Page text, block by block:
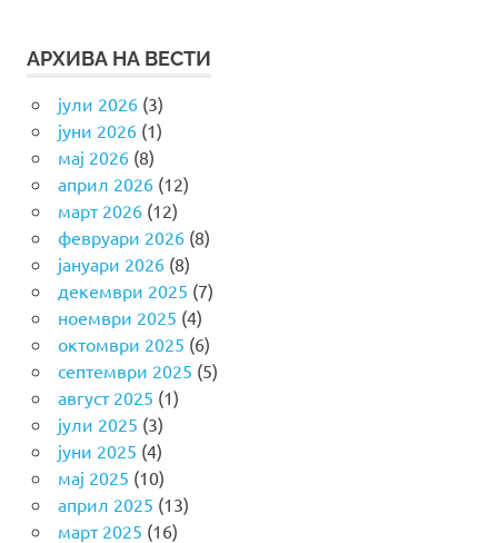
АРХИВА НА ВЕСТИ
јули 2026(3)
јуни 2026(1)
мај 2026(8)
април 2026(12)
март 2026(12)
февруари 2026(8)
јануари 2026(8)
декември 2025 (7)
ноември 2025 (4)
октомври 2025 (6)
септември 2025 (5)
август 2025 (1)
јули 2025 (3)
јуни 2025 (4)
мај 2025 (10)
април 2025 (13)
март 2025 (16)